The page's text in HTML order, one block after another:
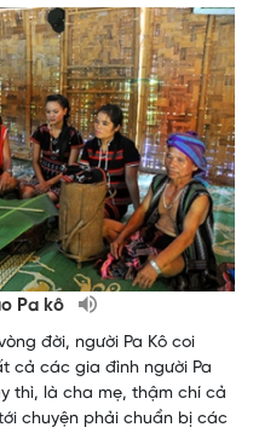
Pa kô
đời, người Pa Kô coi
cả các gia đình người Pa
thì, là cha mẹ, thậm chí cả
chuyện phải chuẩn bị các